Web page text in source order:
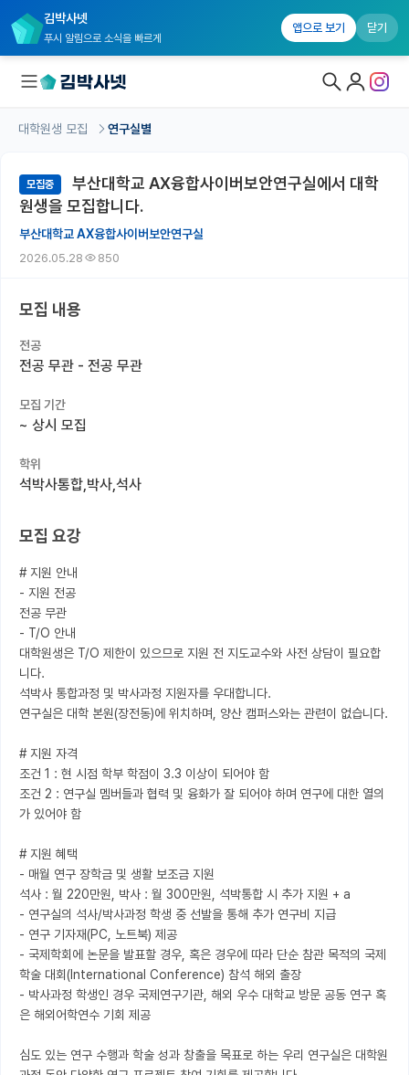
김박사넷
푸시 알림으로 소식을 빠르게
앱으로 보기 닫기
대학원생 모집 홈
기관별 모집 정보
연구실별 모집 정보
전공별 모집 정보
국내대학원 정보
연구실&오픈랩
커리어
반도체 아카데미
재팬라운지 🌸
대학원생 모집 연구실별
모집중
부산대학교 AX융합사이버보안연구실에서 대학
원생을 모집합니다.
부산대학교 AX융합사이버보안연구실
2026.05.28 850
모집 내용
전공
전공 무관 - 전공 무관
모집 기간
~ 상시 모집
학위
석박사통합,박사,석사
모집 요강
# 지원 안내
- 지원 전공
전공 무관
- T/O 안내
대학원생은 T/O 제한이 있으므로 지원 전 지도교수와 사전 상담이 필요합
니다.
석박사 통합과정 및 박사과정 지원자를 우대합니다.
연구실은 대학 본원(장전동)에 위치하며, 양산 캠퍼스와는 관련이 없습니다.
# 지원 자격
조건 1 : 현 시점 학부 학점이 3.3 이상이 되어야 함
조건 2 : 연구실 멤버들과 협력 및 융화가 잘 되어야 하며 연구에 대한 열의
가 있어야 함
# 지원 혜택
- 매월 연구 장학금 및 생활 보조금 지원
석사 : 월 220만원, 박사 : 월 300만원, 석박통합 시 추가 지원 + a
- 연구실의 석사/박사과정 학생 중 선발을 통해 추가 연구비 지급
- 연구 기자재(PC, 노트북) 제공
- 국제학회에 논문을 발표할 경우, 혹은 경우에 따라 단순 참관 목적의 국제
학술 대회(International Conference) 참석 해외 출장
- 박사과정 학생인 경우 국제연구기관, 해외 우수 대학교 방문 공동 연구 혹
은 해외어학연수 기회 제공
심도 있는 연구 수행과 학술 성과 창출을 목표로 하는 우리 연구실은 대학원